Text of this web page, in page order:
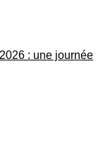
: une journée